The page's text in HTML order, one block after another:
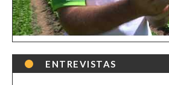
ENTREVISTAS